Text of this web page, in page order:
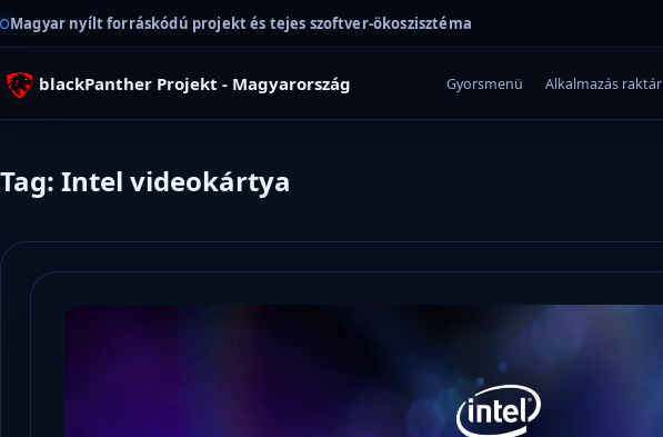
Magyar nyílt forráskódú projekt és tejes szoftver-ökoszisztéma
blackPanther Projekt - Magyarország Gyorsmenü Alkalmazás raktár
Tag: Intel videokártya